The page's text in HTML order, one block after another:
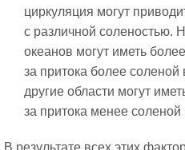
циркуляция могут
с различной соленостью.
океанов могут иметь
за притока более
другие области могут
за притока менее
В результате всех этих